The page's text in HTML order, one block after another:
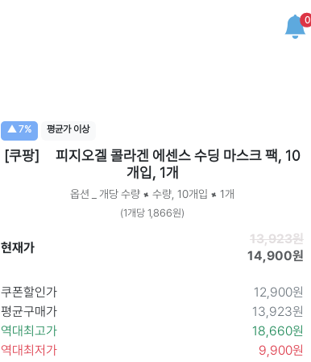
0
▲ 7% 평균가 이상
[쿠팡]
피지오겔 콜라겐 에센스 수딩 마스크 팩, 10
개입, 1개
옵션 _ 개당 수량 × 수량, 10개입 × 1개
(1개당 1,866원)
현재가
13,923원
14,900원
쿠폰할인가
12,900원
평균구매가
13,923원
역대최고가
18,660원
역대최저가
9,900원